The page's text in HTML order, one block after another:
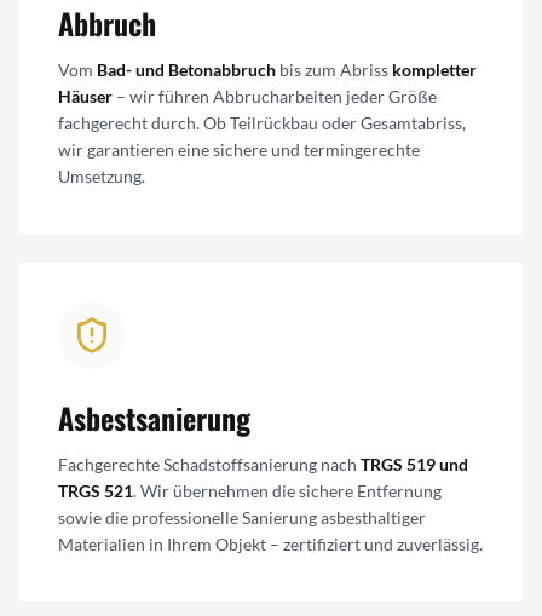
Abbruch
Vom Bad- und Betonabbruch bis zum Abriss kompletter
Häuser – wir führen Abbrucharbeiten jeder Größe
fachgerecht durch. Ob Teilrückbau oder Gesamtabriss,
wir garantieren eine sichere und termingerechte
Umsetzung.
Asbestsanierung
Fachgerechte Schadstoffsanierung nach TRGS 519 und
TRGS 521. Wir übernehmen die sichere Entfernung
sowie die professionelle Sanierung asbesthaltiger
Materialien in Ihrem Objekt – zertifiziert und zuverlässig.